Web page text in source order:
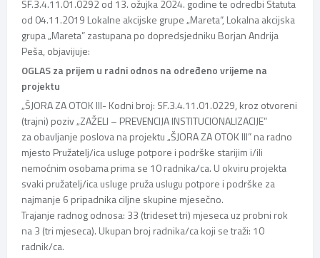
SF.3.4.11.01.0292 od 13. ožujka 2024. godine te odredbi Statuta
od 04.11.2019 Lokalne akcijske grupe „Mareta“, Lokalna akcijska
grupa „Mareta” zastupana po dopredsjedniku Borjan Andrija
Peša, objavijuje:
OGLAS za prijem u radni odnos na određeno vrijeme na
projektu
„ŠJORA ZA OTOK III- Kodni broj: SF.3.4.11.01.0229, kroz otvoreni
(trajni) poziv „ZAŽELI – PREVENCIJA INSTITUCIONALIZACIJE”
za obavljanje poslova na projektu „ŠJORA ZA OTOK III” na radno
mjesto Pružatelj/ica usluge potpore i podrške starijim i/ili
nemoćnim osobama prima se 10 radnika/ca. U okviru projekta
svaki pružatelj/ica usluge pruža uslugu potpore i podrške za
najmanje 6 pripadnika ciljne skupine mjesečno.
Trajanje radnog odnosa: 33 (trideset tri) mjeseca uz probni rok
na 3 (tri mjeseca). Ukupan broj radnika/ca koji se traži: 10
radnik/ca.